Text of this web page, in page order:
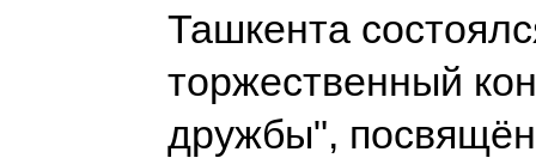
Ташкента
торжественный
дружбы",